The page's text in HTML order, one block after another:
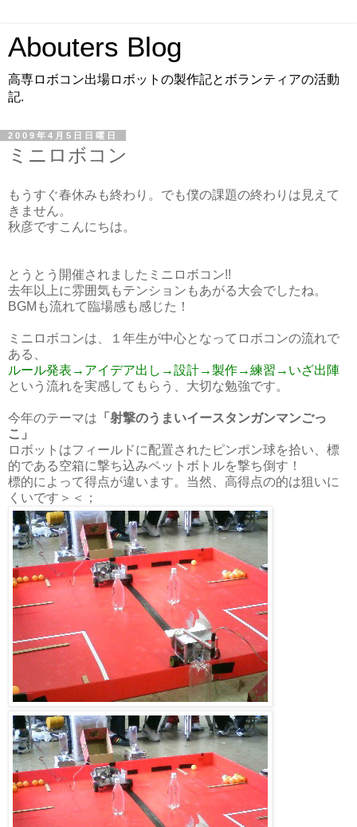
Abouters Blog
高専ロボコン出場ロボットの製作記とボランティアの活動
記.
2009年4月5日日曜日
ミニロボコン
もうすぐ春休みも終わり。でも僕の課題の終わりは見えて
きません。
秋彦ですこんにちは。
とうとう開催されましたミニロボコン!!
去年以上に雰囲気もテンションもあがる大会でしたね。
BGMも流れて臨場感も感じた！
ミニロボコンは、１年生が中心となってロボコンの流れで
ある、
ルール発表→アイデア出し→設計→製作→練習→いざ出陣
という流れを実感してもらう、大切な勉強です。
今年のテーマは 「射撃のうまいイースタンガンマンごっ
こ」
ロボットはフィールドに配置されたピンポン球を拾い、標
的である空箱に撃ち込みペットボトルを撃ち倒す！
標的によって得点が違います。当然、高得点の的は狙いに
くいです＞＜；